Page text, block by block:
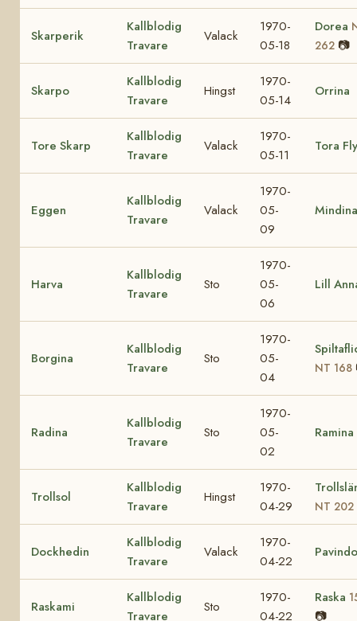
Skarperik
Kallblodig
Travare
Valack
1970-
05-18
Dorea
262 📷
Skarpo
Kallblodig
Travare
Hingst
1970-
05-14
Orrina
Tore Skarp
Kallblodig
Travare
Valack
1970-
05-11
Tora
Eggen
Kallblodig
Travare
Valack
1970-
05-
09
Mindina
Harva
Kallblodig
Travare
Sto
1970-
05-
06
Lill
Borgina
Kallblodig
Travare
Sto
1970-
05-
04
NT 168
Radina
Kallblodig
Travare
Sto
1970-
05-
02
Ramina
Trollsol
Kallblodig
Travare
Hingst
1970-
04-29
NT 202
Dockhedin
Kallblodig
Travare
Valack
1970-
04-22
Raskami
Kallblodig
Travare
Sto
1970-
04-22
Raska
📷